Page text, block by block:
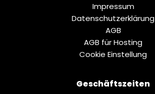
Impressum
Datenschutz­erklärung
AGB
AGB für Hosting
Cookie Einstellung
Geschäftszeiten